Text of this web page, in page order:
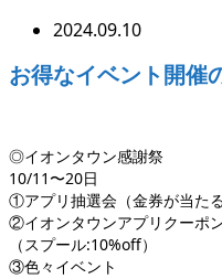
2024.09.10
お得なイベント開催
◎イオンタウン感謝祭
10/11〜20日
①アプリ抽選会（金券が当たる
②イオンタウンアプリクーポ
（スプール:10%off）
③色々イベント